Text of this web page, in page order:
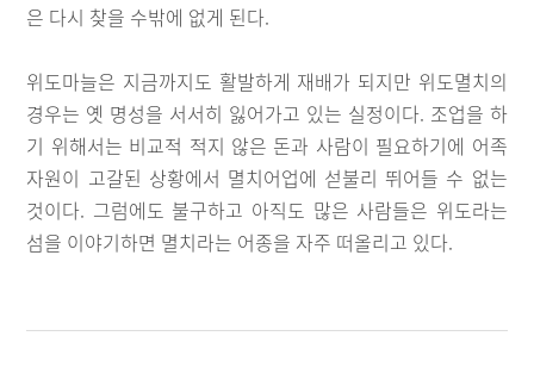
은 다시 찾을 수밖에 없게 된다.
위도마늘은 지금까지도 활발하게 재배가 되지만 위도멸치의
경우는 옛 명성을 서서히 잃어가고 있는 실정이다. 조업을 하
기 위해서는 비교적 적지 않은 돈과 사람이 필요하기에 어족
자원이 고갈된 상황에서 멸치어업에 섣불리 뛰어들 수 없는
것이다. 그럼에도 불구하고 아직도 많은 사람들은 위도라는
섬을 이야기하면 멸치라는 어종을 자주 떠올리고 있다.